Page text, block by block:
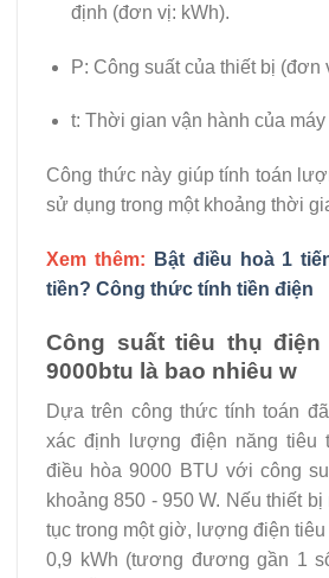
định (đơn vị: kWh).
P: Công suất của thiết bị (đơn
t: Thời gian vận hành của
Công thức này giúp tính toán
sử dụng trong một khoảng thời
Xem thêm:
Bật điều hoà 1
tiền? Công thức tính tiền điện
Công suất tiêu thụ
9000btu là bao nhiêu w
Dựa trên công thức tính toán
xác định lượng điện năng tiêu
điều hòa 9000 BTU với công
khoảng 850 - 950 W. Nếu thiết
tục trong một giờ, lượng điện tiêu
0,9 kWh (tương đương gần 1